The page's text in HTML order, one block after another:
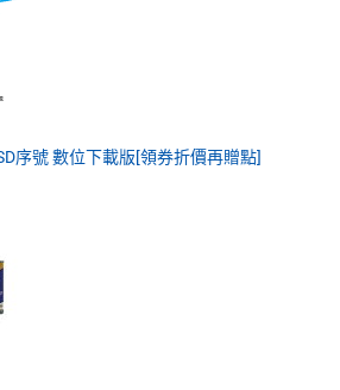
序號 數位下載版[領券折價再贈點]